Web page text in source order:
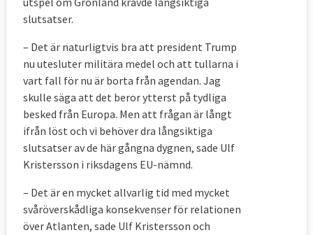
slutsatser.
– Det är naturligtvis bra att president Trump
nu utesluter militära medel och att tullarna i
vart fall för nu är borta från agendan. Jag
skulle säga att det beror ytterst på tydliga
besked från Europa. Men att frågan är långt
ifrån löst och vi behöver dra långsiktiga
slutsatser av de här gångna dygnen, sade Ulf
Kristersson i riksdagens EU-nämnd.
– Det är en mycket allvarlig tid med mycket
svåröverskådliga konsekvenser för relationen
över Atlanten, sade Ulf Kristersson och